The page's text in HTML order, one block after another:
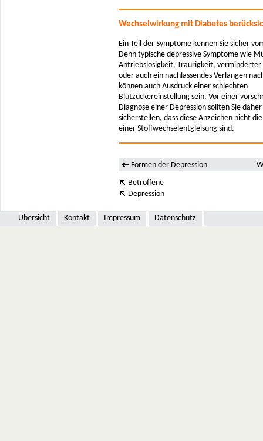
Wechselwirkung mit Diabetes
Ein Teil der Symptome kennen Sie sicher
Denn typische depressive Symptome wie
Antriebslosigkeit, Traurigkeit,
oder auch ein nachlassendes Verlangen
können auch Ausdruck einer schlechten
Blutzuckereinstellung sein. Vor einer
Diagnose einer Depression sollten Sie daher
sicherstellen, dass diese Anzeichen nicht
einer Stoffwechselentgleisung sind.
Formen der Depression
Betroffene
Depression
Übersicht Kontakt Impressum Datenschutz